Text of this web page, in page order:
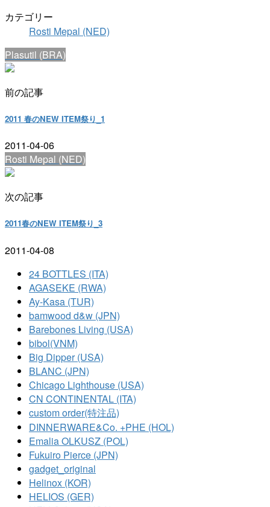
カテゴリー
Rosti Mepal (NED)
Plasutil (BRA)
前の記事
2011 春のNEW ITEM祭り_1
2011-04-06
Rosti Mepal (NED)
次の記事
2011春のNEW ITEM祭り_3
2011-04-08
24 BOTTLES (ITA)
AGASEKE (RWA)
Ay-Kasa (TUR)
bamwood d&w (JPN)
Barebones Living (USA)
bibol(VNM)
Big Dipper (USA)
BLANC (JPN)
Chicago Lighthouse (USA)
CN CONTINENTAL (ITA)
custom order(特注品)
DINNERWARE&Co. +PHE (HOL)
Emalia OLKUSZ (POL)
Fukuiro Pierce (JPN)
gadget_original
Helinox (KOR)
HELIOS (GER)